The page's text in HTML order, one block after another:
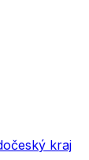
kraj